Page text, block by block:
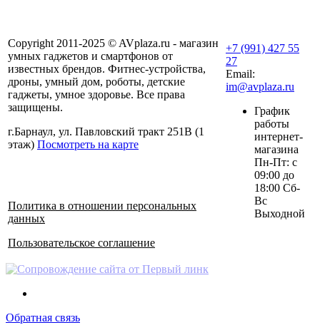
Copyright 2011-2025 © AVplaza.ru - магазин
умных гаджетов и смартфонов от
известных брендов. Фитнес-устройства,
дроны, умный дом, роботы, детские
гаджеты, умное здоровье. Все права
защищены.
г.Барнаул, ул. Павловский тракт 251В (1
этаж) Посмотреть на карте
Политика в отношении персональных
данных
Пользовательское соглашение
+7 (991) 427 55
27
Email:
im@avplaza.ru
График
работы
интернет-
магазина
Пн-Пт: с
09:00 до
18:00 Сб-
Вс
Выходной
Обратная связь